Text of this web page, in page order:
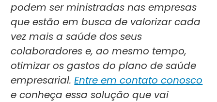
podem ser ministradas nas empresas
que estão em busca de valorizar cada
vez mais a saúde dos seus
colaboradores e, ao mesmo tempo,
otimizar os gastos do plano de saúde
empresarial.Entre em contato conosco
e conheça essa solução que vai